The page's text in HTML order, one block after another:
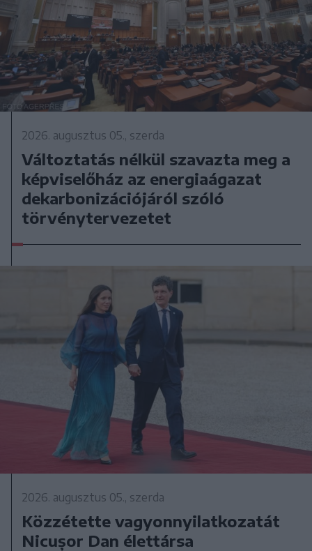
2026. augusztus 05., szerda
Változtatás nélkül szavazta meg a
képviselőház az energiaágazat
dekarbonizációjáról szóló
törvénytervezetet
2026. augusztus 05., szerda
Közzétette vagyonnyilatkozatát
Nicușor Dan élettársa